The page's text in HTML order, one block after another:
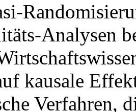
Analysen
kausale
Verfahren,